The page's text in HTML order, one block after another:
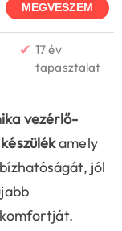
MEGVESZEM
✔ 17 év
tapasztalat
vezérlő-
amely
jól